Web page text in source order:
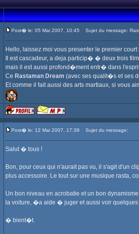
Post� le: 05 Mai 2007, 10:45 Sujet du message:
Hello, laissez moi vous presenter le premier
Il est cascadeur, a deja particip� � deux trois
mais il est aussi profond�ment entr� dans
Ce Rastaman Dream (avec ses qualit�s et ses
Et comme il fait aussi des arts martiaux, si vous
Post� le: 12 Mai 2007, 17:39 Sujet du message:
Salut � tous !
Bon, pour ceux qui n'aurait pas vu, il s'agit d'un
plus accessoire. Le tout sur une musique rasta,
Un bon niveau en acrobatie et un bon
la voiture, �a aide � juger et aussi voir
� bient�t.